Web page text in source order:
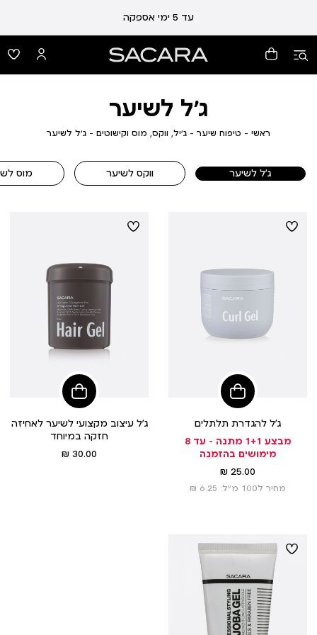
עד 5 ימי אספקה
ג'ל לשיער
ראשי ראשי
טיפוח שיער טיפוח
ג'יל, ווקס, מוס וקישוטים ג'יל,
וקישוטים
ג'ל לשיערג'ל
ג'ל לשיער ווקס לשיער מוס
הוסיפי
לסל
ג’ל להגדרת תלתלים
מבצע 1+1 מתנה – עד 8
מימושים בהזמנה
מחיר
מוצר
25.00 ₪
מחיר ל100 מ”ל: 6.25 ₪
הוסיפי
לסל
ג’ל עיצוב מקצועי לשיער לאחיזה
חזקה במיוחד
מחיר30.00 ₪